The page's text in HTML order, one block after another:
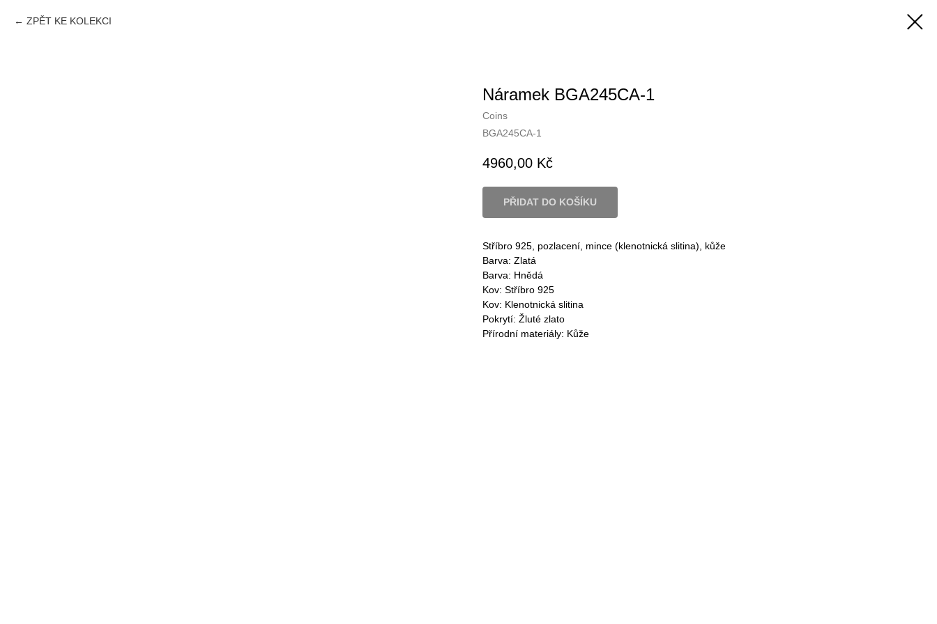
ZPĚT KE KOLEKCI
Náramek BGA245CA-1
Coins
BGA245CA-1
4960,00 Kč
PŘIDAT DO KOŠÍKU
Stříbro 925, pozlacení, mince (klenotnická slitina), kůže
Barva: Zlatá
Barva: Hnědá
Kov: Stříbro 925
Kov: Klenotnická slitina
Pokrytí: Žluté zlato
Přírodní materiály: Kůže